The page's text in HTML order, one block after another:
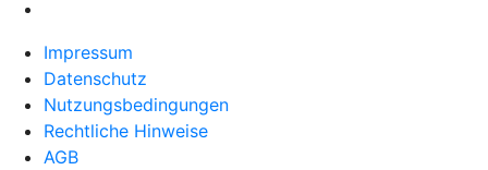
Impressum
Datenschutz
Nutzungsbedingungen
Rechtliche Hinweise
AGB